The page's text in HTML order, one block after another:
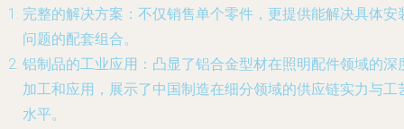
完整的解决方案 ：不仅销售单个零件，更提供能解决具体安
问题的配套组合。
铝制品的工业应用 ：凸显了铝合金型材在照明配件领域的深
加工和应用，展示了中国制造在细分领域的供应链实力与工
水平。